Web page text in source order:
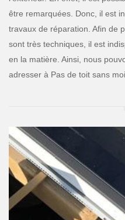
être remarquées. Donc, il est
travaux de réparation. Afin de
sont très techniques, il est
en la matière. Ainsi, nous
adresser à Pas de toit sans moi .